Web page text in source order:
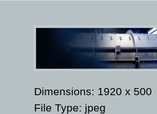
Dimensions: 1920 x 500
File Type: jpeg